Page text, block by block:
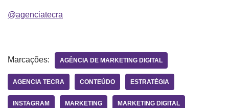
@agenciatecra
Marcações: AGÊNCIA DE MARKETING DIGITAL
AGENCIA TECRA CONTEÚDO ESTRATÉGIA
INSTAGRAM MARKETING MARKETING DIGITAL